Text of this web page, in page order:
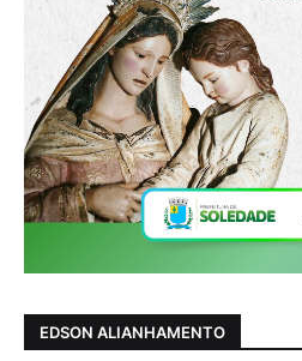
EDSON ALIANHAMENTO